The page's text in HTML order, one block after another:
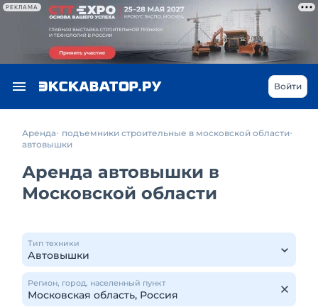
РЕКЛАМА
Войти
Аренда
подъемники строительные в московской области
автовышки
Аренда автовышки в
Московской области
Тип техники
Регион, город, населенный пункт